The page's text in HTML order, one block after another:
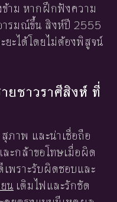
าม หากฝึกฟังความ
ารมณ์ขึ้น สิงห์ปี 2555
ยะได้โดยไม่ต้องพิสูจน์
ยชาวราศีสิงห์ ที่
ภาพ และน่าเชื่อถือ
ะกล้าขอโทษเมื่อผิด
เพราะรับผิดชอบและ
น เติมไฟและรักชัด